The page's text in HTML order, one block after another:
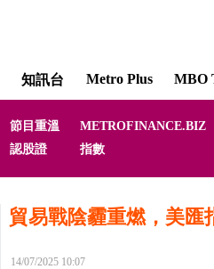
知訊台 Metro Plus MBO
節目重溫 METROFINANCE.BIZ
認股證 指數
貿易戰陰霾重燃，美匯
14/07/2025 10:07